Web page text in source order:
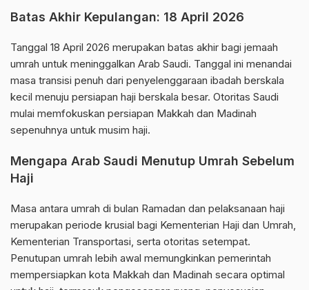
Batas Akhir Kepulangan: 18 April 2026
Tanggal 18 April 2026 merupakan batas akhir bagi jemaah
umrah untuk meninggalkan Arab Saudi. Tanggal ini menandai
masa transisi penuh dari penyelenggaraan ibadah berskala
kecil menuju persiapan haji berskala besar. Otoritas Saudi
mulai memfokuskan persiapan Makkah dan Madinah
sepenuhnya untuk musim haji.
Mengapa Arab Saudi Menutup Umrah Sebelum
Haji
Masa antara umrah di bulan Ramadan dan pelaksanaan haji
merupakan periode krusial bagi Kementerian Haji dan Umrah,
Kementerian Transportasi, serta otoritas setempat.
Penutupan umrah lebih awal memungkinkan pemerintah
mempersiapkan kota Makkah dan Madinah secara optimal